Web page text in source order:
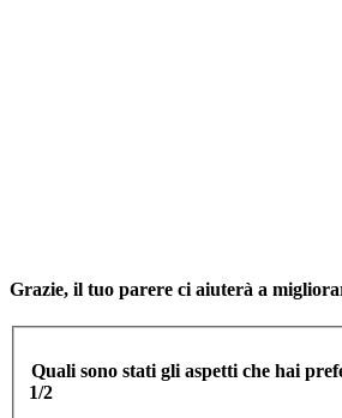
Grazie, il tuo parere ci aiuterà a
Quali sono stati gli aspetti che hai
1/2